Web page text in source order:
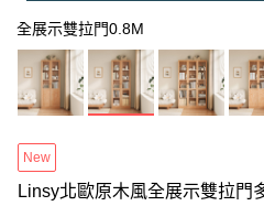
全展示雙拉門0.8M
New
Linsy北歐原木風全展示雙拉門